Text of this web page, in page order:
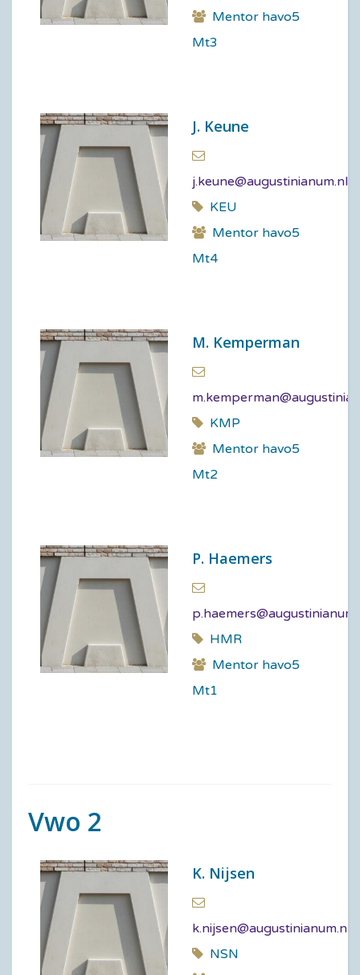
Mentor havo5
Mt3
J. Keune
j.keune@augustinianum.nl
KEU
Mentor havo5
Mt4
M. Kemperman
KMP
Mentor havo5
Mt2
P. Haemers
HMR
Mentor havo5
Mt1
Vwo 2
K. Nijsen
k.nijsen@augustinianum.nl
NSN